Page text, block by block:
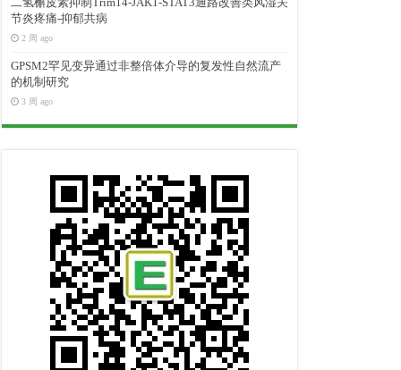
节炎疼痛-抑郁共病
2 周 ago
GPSM2罕见变异通过非整倍体介导的复发性自然流产
的机制研究
3 周 ago